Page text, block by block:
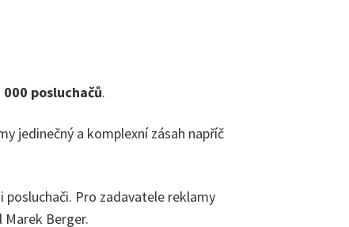
000 posluchačů.
jedinečný a komplexní zásah napříč
Pro zadavatele reklamy
Berger.